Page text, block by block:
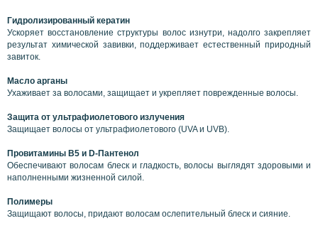
Гидролизированный кератин
Ускоряет восстановление структуры волос изнутри, надолго закрепляет
результат химической завивки, поддерживает естественный природный
завиток.
Масло арганы
Ухаживает за волосами, защищает и укрепляет поврежденные волосы.
Защита от ультрафиолетового излучения
Защищает волосы от ультрафиолетового (UVA и UVB).
Провитамины B5 и D-Пантенол
Обеспечивают волосам блеск и гладкость, волосы выглядят здоровыми и
наполненными жизненной силой.
Полимеры
Защищают волосы, придают волосам ослепительный блеск и сияние.